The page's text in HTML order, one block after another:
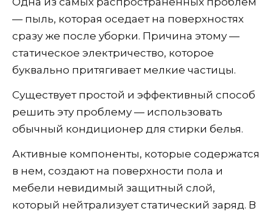
— пыль, которая оседает на поверхностях
сразу же после уборки. Причина этому —
статическое электричество, которое
буквально притягивает мелкие частицы.
Существует простой и эффективный способ
решить эту проблему — использовать
обычный кондиционер для стирки белья.
Активные компоненты, которые содержатся
в нем, создают на поверхности пола и
мебели невидимый защитный слой,
который нейтрализует статический заряд. В